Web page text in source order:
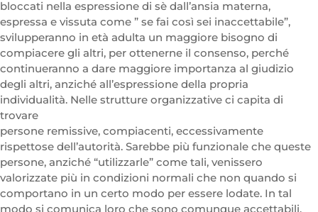
bloccati nella espressione di sè dall’ansia materna,
espressa e vissuta come ” se fai così sei inaccettabile”,
svilupperanno in età adulta un maggiore bisogno di
compiacere gli altri, per ottenerne il consenso, perché
continueranno a dare maggiore importanza al giudizio
degli altri, anziché all’espressione della propria
individualità. Nelle strutture organizzative ci capita di
trovare
persone remissive, compiacenti, eccessivamente
rispettose dell’autorità. Sarebbe più funzionale che queste
persone, anziché “utilizzarle” come tali, venissero
valorizzate più in condizioni normali che non quando si
comportano in un certo modo per essere lodate. In tal
modo si comunica loro che sono comunque accettabili.